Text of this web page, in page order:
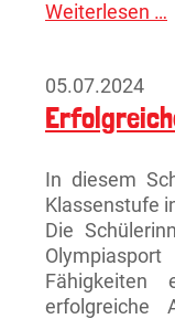
Weiterlesen …
05.07.2024
In diesem
Klassenstufe
Die
erfolgreiche